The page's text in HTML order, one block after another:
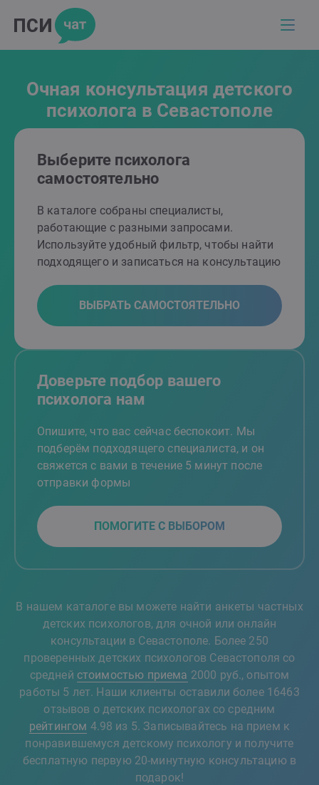
Очная консультация детского
психолога в Севастополе
Выберите психолога
самостоятельно
В каталоге собраны специалисты,
работающие с разными запросами.
Используйте удобный фильтр, чтобы найти
подходящего и записаться на консультацию
ВЫБРАТЬ САМОСТОЯТЕЛЬНО
Доверьте подбор вашего
психолога нам
Опишите, что вас сейчас беспокоит. Мы
подберём подходящего специалиста, и он
свяжется с вами в течение 5 минут после
отправки формы
ПОМОГИТЕ С ВЫБОРОМ
В нашем каталоге вы можете найти анкеты частных
детских психологов, для очной или онлайн
консультации в Севастополе. Более 250
проверенных детских психологов Севастополя со
средней стоимостью приема 2000 руб., опытом
работы 5 лет. Наши клиенты оставили более 16463
отзывов о детских психологах со средним
рейтингом 4.98 из 5. Записывайтесь на прием к
понравившемуся детскому психологу и получите
бесплатную первую 20-минутную консультацию в
подарок!